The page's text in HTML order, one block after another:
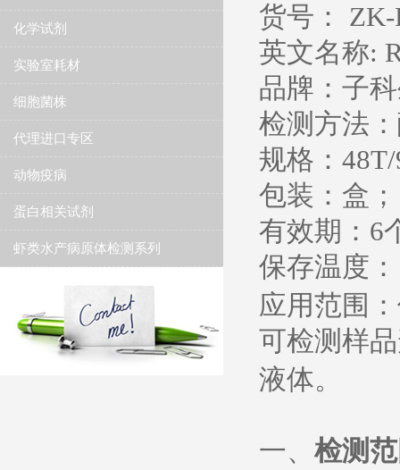
化学试剂
实验室耗材
细胞菌株
代理进口专区
动物疫病
蛋白相关试剂
虾类水产病原体检测系列
货号： ZK-
英文名称:
品牌：子
检测方法
规格：
包装：盒；
有效期： 6
保存温度 ：
应用范围
可检测样
液体。
一、 检测